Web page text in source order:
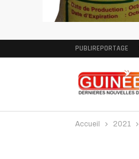
PUBLIREPORTAGE
Accueil 2021